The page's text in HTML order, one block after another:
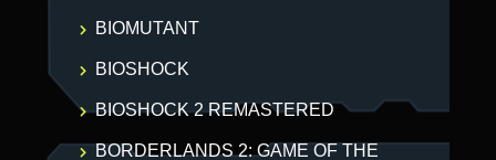
BIOMUTANT
BIOSHOCK
BIOSHOCK 2 REMASTERED
BORDERLANDS 2: GAME OF THE